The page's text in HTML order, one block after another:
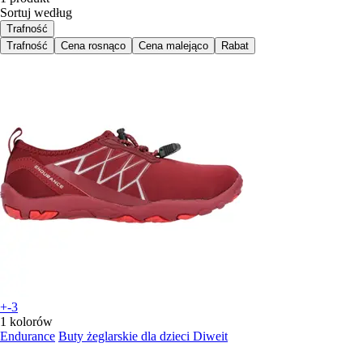
Sortuj według
Trafność
Trafność
Cena rosnąco Cena malejąco Rabat
+-3
1 kolorów
Endurance Buty żeglarskie dla dzieci Diweit